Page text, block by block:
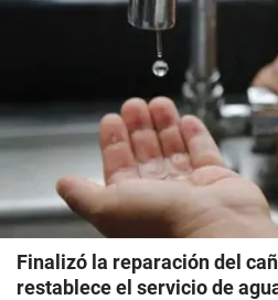
Finalizó la reparación del
restablece el servicio de